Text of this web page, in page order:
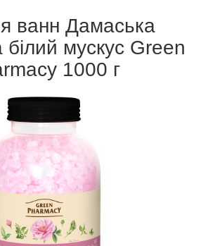
ванн Дамаська
мускус Green
1000 г